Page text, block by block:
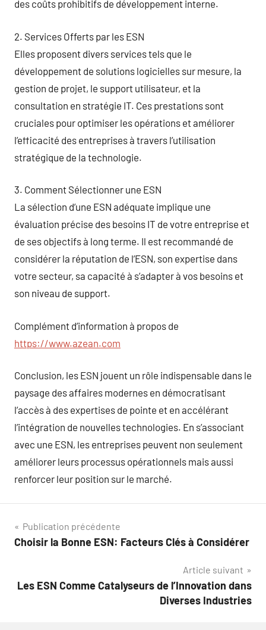
des coûts prohibitifs de développement interne.
2. Services Offerts par les ESN
Elles proposent divers services tels que le
développement de solutions logicielles sur mesure, la
gestion de projet, le support utilisateur, et la
consultation en stratégie IT. Ces prestations sont
cruciales pour optimiser les opérations et améliorer
l’efficacité des entreprises à travers l’utilisation
stratégique de la technologie.
3. Comment Sélectionner une ESN
La sélection d’une ESN adéquate implique une
évaluation précise des besoins IT de votre entreprise et
de ses objectifs à long terme. Il est recommandé de
considérer la réputation de l’ESN, son expertise dans
votre secteur, sa capacité à s’adapter à vos besoins et
son niveau de support.
Complément d’information à propos de
https://www.azean.com
Conclusion, les ESN jouent un rôle indispensable dans le
paysage des affaires modernes en démocratisant
l’accès à des expertises de pointe et en accélérant
l’intégration de nouvelles technologies. En s’associant
avec une ESN, les entreprises peuvent non seulement
améliorer leurs processus opérationnels mais aussi
renforcer leur position sur le marché.
Navigation
de
Publication précédente
Choisir la Bonne ESN: Facteurs Clés à Considérer
Article suivant
Les ESN Comme Catalyseurs de l’Innovation dans
Diverses Industries